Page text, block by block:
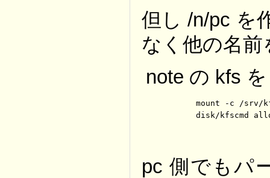
但し /n/pc を
なく他の名
note の kfs
	mount -c /srv/kfs /n/kfs
disk/kfscmd
pc 側でもパ